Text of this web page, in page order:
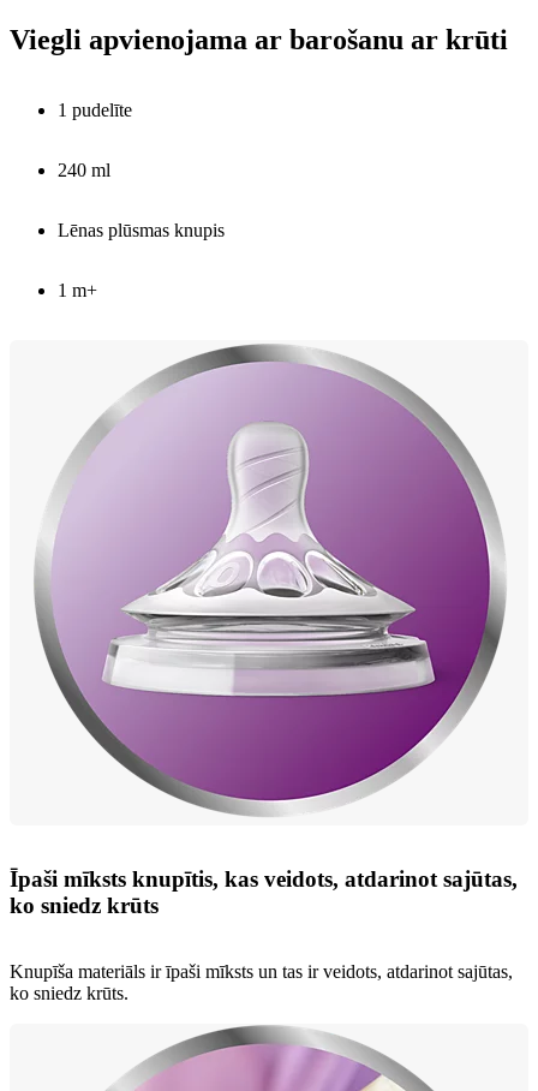
Viegli apvienojama ar barošanu ar krūti
1 pudelīte
240 ml
Lēnas plūsmas knupis
1 m+
Īpaši mīksts knupītis, kas veidots, atdarinot sajūtas,
ko sniedz krūts
Knupīša materiāls ir īpaši mīksts un tas ir veidots, atdarinot sajūtas,
ko sniedz krūts.